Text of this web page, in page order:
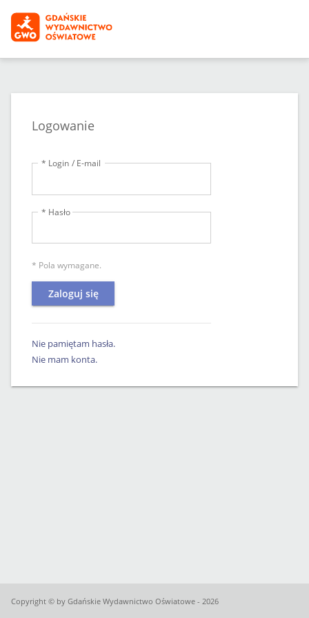
Logowanie
* Login / E-mail
* Hasło
* Pola wymagane.
Zaloguj się
Nie pamiętam hasła.
Nie mam konta.
Copyright © by Gdańskie Wydawnictwo Oświatowe - 2026